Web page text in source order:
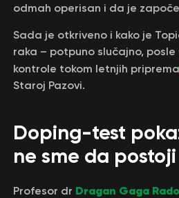
odmah operisan i da je
Sada je otkriveno i kako je
raka – potpuno slučajno,
kontrole tokom letnjih priprema
Staroj Pazovi.
Doping-test
ne sme da postoji
Profesor dr Dragan Gaga